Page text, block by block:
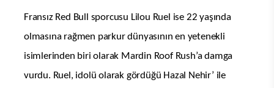
Fransız Red Bull sporcusu Lilou Ruel ise 22 yaşında
olmasına rağmen parkur dünyasının en yetenekli
isimlerinden biri olarak Mardin Roof Rush’a damga
vurdu. Ruel, idolü olarak gördüğü Hazal Nehir’ ile